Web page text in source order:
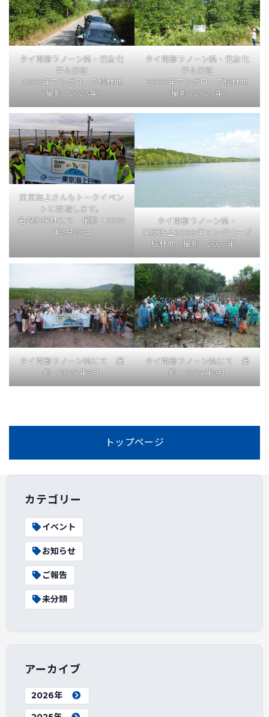
タイ南部ラノーン県・住友化
学＆労組
2008年マングローブ植林地
（撮影：2023年）
タイ南部ラノーン県・住友化
学＆労組
2008年マングローブ植林地
（撮影：2023年）
東京海上さんもトークイベン
トに登壇します。
名取海岸林にて 撮影：2024
年9月28日
タイ南部ラノーン県・
東京海上2000年マングローブ
植林地（撮影：2023年）
タイ南部ラノーン県にて 撮
影：2024年9月
タイ南部ラノーン県にて 撮
影：2024年9月
トップページ
カテゴリー
イベント
お知らせ
ご報告
未分類
アーカイブ
2026年